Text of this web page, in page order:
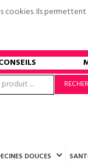
Ils
DOUCES